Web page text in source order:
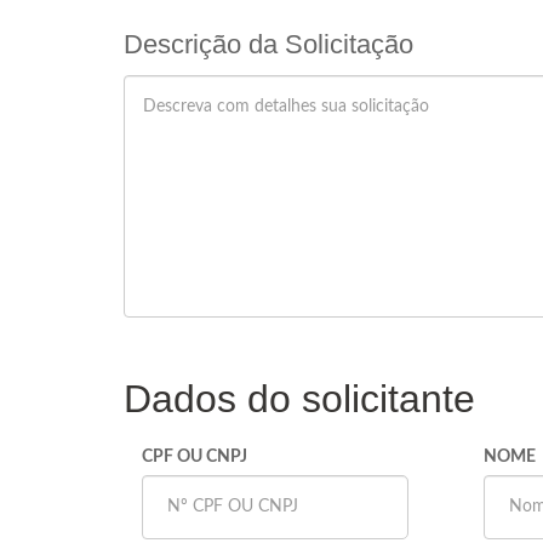
Descrição da Solicitação
Dados do solicitante
CPF OU CNPJ NOME